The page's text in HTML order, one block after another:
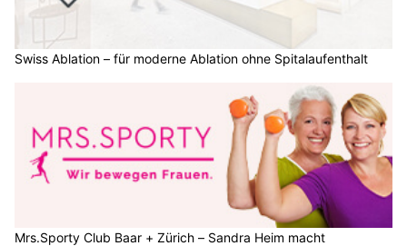
Swiss Ablation – für moderne Ablation ohne Spitalaufenthalt
Mrs.Sporty Club Baar + Zürich – Sandra Heim macht